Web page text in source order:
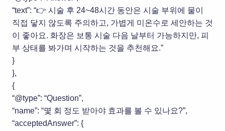
“text”: “👉 시술 후 24~48시간 동안은 시술 부위에 물이
직접 닿지 않도록 주의하고, 가볍게 미온수로 세안하는 것
이 좋아요. 화장은 보통 시술 다음 날부터 가능하지만, 피
부 상태를 봐가며 시작하는 것을 추천해요.”
}
},
{
“@type”: “Question”,
“name”: “몇 회 정도 받아야 효과를 볼 수 있나요?”,
“acceptedAnswer”: {